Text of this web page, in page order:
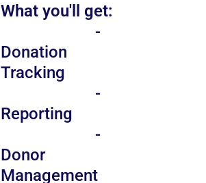
What you'll get:
-
Donation
Tracking
-
Reporting
-
Donor
Management